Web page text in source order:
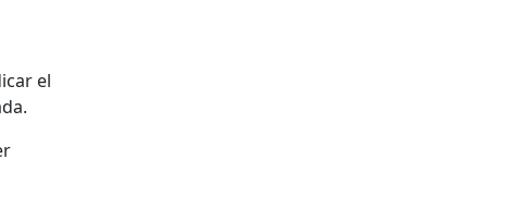
el